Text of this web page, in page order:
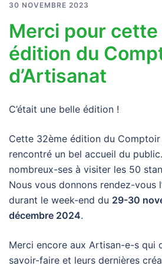
30 NOVEMBRE 2023
Merci pour
édition du
d’Artisanat
C’était une belle édition !
Cette 32ème édition du Comptoir
rencontré un bel accueil du
nombreux-ses à visiter les 50
Nous vous donnons rendez-vous
durant le week-end du 29-30
décembre 2024.
Merci encore aux Artisan-e-s qui
savoir-faire et leurs dernières